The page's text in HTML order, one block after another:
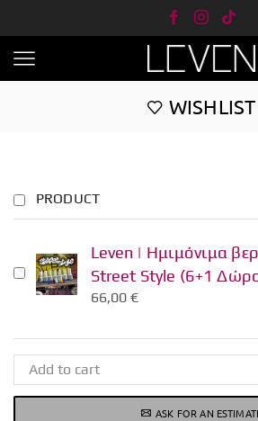
WISHLIST
PRODUCT
Leven | Ημιμόνιμα
Street Style (6+1
66,00€
ASK FOR AN